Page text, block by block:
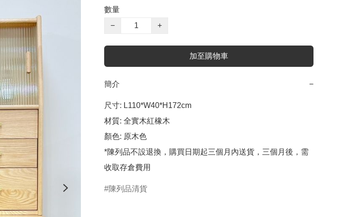
數量
−
+
加至購物車
簡介 −
尺寸: L110*W40*H172cm
材質: 全實木紅橡木
顏色: 原木色
*陳列品不設退換，購買日期起三個月內送貨，三個月後，需
收取存倉費用
陳列品清貨